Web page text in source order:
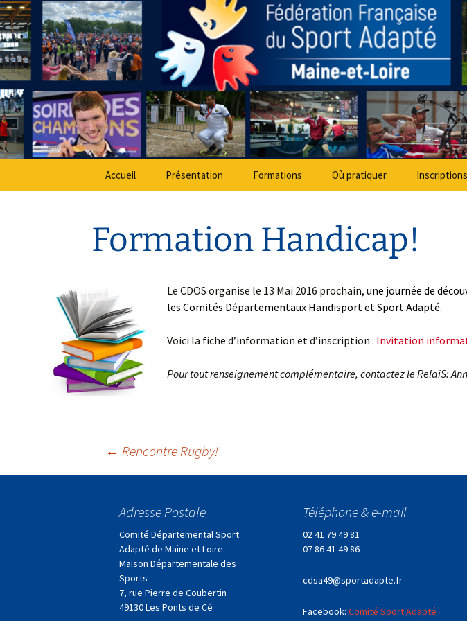
Aller
au
contenu
Comité
Sport Adapté 49
Accueil Présentation Formations Où pratiquer
Formation Handicap!
Le CDOS organise le 13 Mai 2016 prochain, une journée de
les Comités Départementaux Handisport et Sport Adapté.
Voici la fiche d’information et d’inscription : Invitation
Pour tout renseignement complémentaire, contactez le RelaiS:
Navigation
articles
← Rencontre Rugby!
Adresse Postale
Comité Départemental Sport
Adapté de Maine et Loire
Maison Départementale des
Sports
7, rue Pierre de Coubertin
49130 Les Ponts de Cé
Téléphone & e-mail
02 41 79 49 81
07 86 41 49 86
cdsa49@sportadapte.fr
Facebook: Comité Sport Adapté